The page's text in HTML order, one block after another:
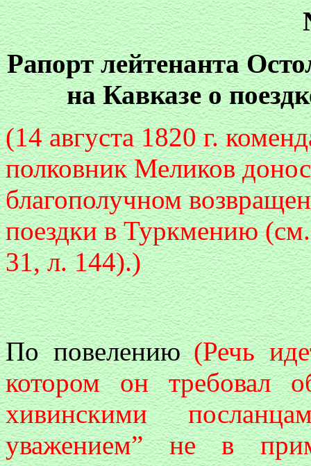
Рапорт лейтенанта
на Кавказе о
(14 августа 1820 г.
полковник Меликов
благополучном
поездки в Туркмению
31, л. 144).)
По повелению (Речь
котором он требовал
хивинскими
уважением” не в